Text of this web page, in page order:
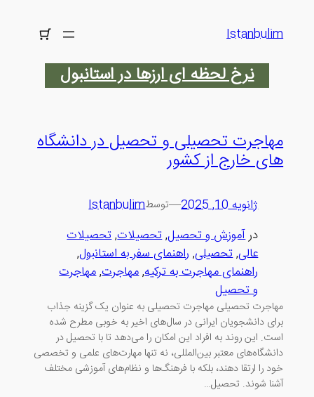
Istanbulim
نرخ لحظه ای ارزها در استانبول
مهاجرت تحصیلی و تحصیل در دانشگاه
های خارج از کشور
ژانویه 10, 2025 —توسطIstanbulim
درآموزش و تحصیل, تحصیلات, تحصیلات
عالی, تحصیلی, راهنمای سفر به استانبول,
راهنمای مهاجرت به ترکیه, مهاجرت, مهاجرت
و تحصیل
مهاجرت تحصیلی مهاجرت تحصیلی به عنوان یک گزینه جذاب
برای دانشجویان ایرانی در سال‌های اخیر به خوبی مطرح شده
است. این روند به افراد این امکان را می‌دهد تا با تحصیل در
دانشگاه‌های معتبر بین‌المللی، نه تنها مهارت‌های علمی و تخصصی
خود را ارتقا دهند، بلکه با فرهنگ‌ها و نظام‌های آموزشی مختلف
آشنا شوند. تحصیل…